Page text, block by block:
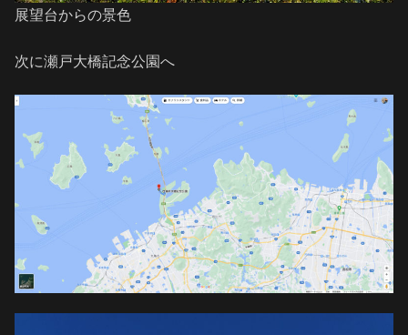
展望台からの景色
次に瀬戸大橋記念公園へ